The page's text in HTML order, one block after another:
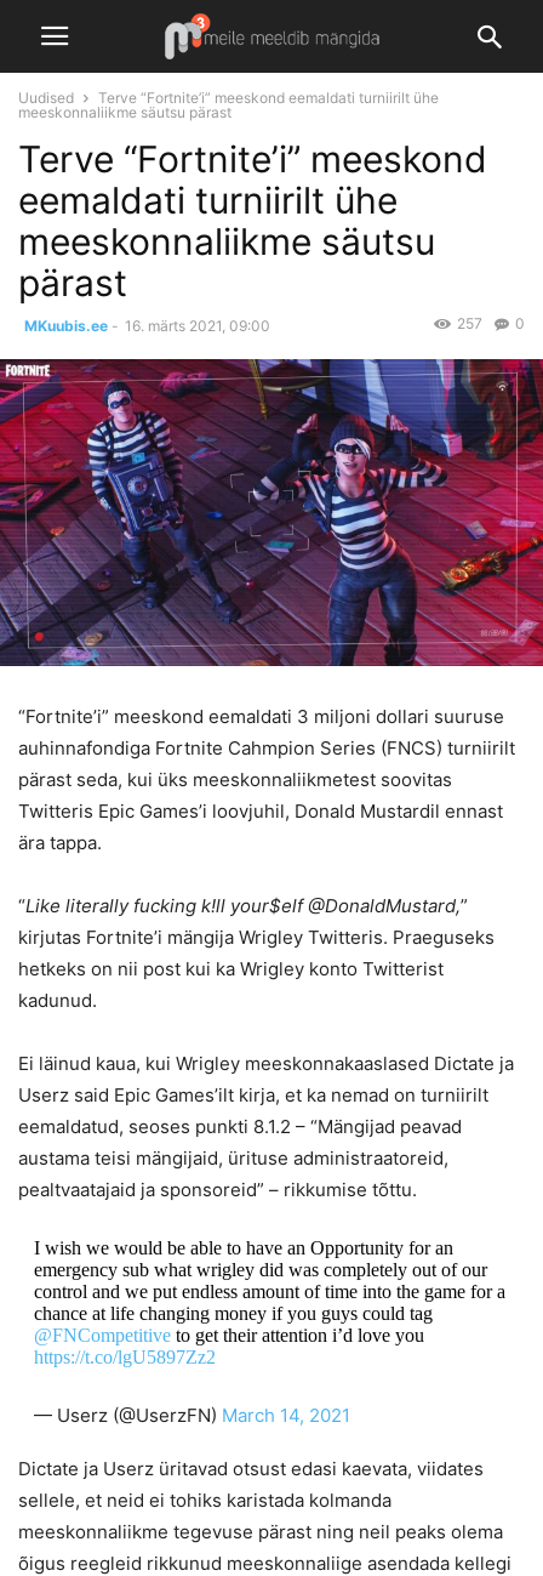
Uudised
Terve “Fortnite’i” meeskond eemaldati turniirilt ühe
meeskonnaliikme säutsu pärast
Terve “Fortnite’i” meeskond
eemaldati turniirilt ühe
meeskonnaliikme säutsu
pärast
MKuubis.ee - 16. märts 2021, 09:00 0
257
“Fortnite’i” meeskond eemaldati 3 miljoni dollari suuruse
auhinnafondiga Fortnite Cahmpion Series (FNCS) turniirilt
pärast seda, kui üks meeskonnaliikmetest soovitas
Twitteris Epic Games’i loovjuhil, Donald Mustardil ennast
ära tappa.
“Like literally fucking k!ll your$elf @DonaldMustard,”
kirjutas Fortnite’i mängija Wrigley Twitteris. Praeguseks
hetkeks on nii post kui ka Wrigley konto Twitterist
kadunud.
Ei läinud kaua, kui Wrigley meeskonnakaaslased Dictate ja
Userz said Epic Games’ilt kirja, et ka nemad on turniirilt
eemaldatud, seoses punkti 8.1.2 – “Mängijad peavad
austama teisi mängijaid, ürituse administraatoreid,
pealtvaatajaid ja sponsoreid” – rikkumise tõttu.
I wish we would be able to have an Opportunity for an
emergency sub what wrigley did was completely out of our
control and we put endless amount of time into the game for a
chance at life changing money if you guys could tag
@FNCompetitiveto get their attention i’d love you
https://t.co/lgU5897Zz2
— Userz (@UserzFN) March 14, 2021
Dictate ja Userz üritavad otsust edasi kaevata, viidates
sellele, et neid ei tohiks karistada kolmanda
meeskonnaliikme tegevuse pärast ning neil peaks olema
õigus reegleid rikkunud meeskonnaliige asendada kellegi